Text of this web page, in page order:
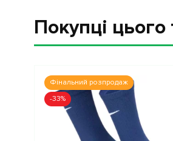
Покупці
Фінальний розпродаж
-33%